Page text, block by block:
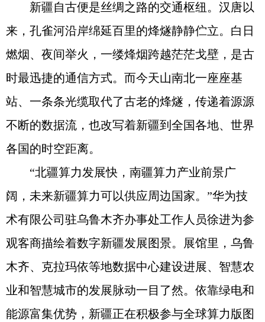
新疆自古便是丝绸之路的交通枢纽。汉唐以
来，孔雀河沿岸绵延百里的烽燧静静伫立。白日
燃烟、夜间举火，一缕烽烟跨越茫茫戈壁，是古
时最迅捷的通信方式。而今天山南北一座座基
站、一条条光缆取代了古老的烽燧，传递着源源
不断的数据流，也改写着新疆到全国各地、世界
各国的时空距离。
“北疆算力发展快，南疆算力产业前景广
阔，未来新疆算力可以供应周边国家。”华为技
术有限公司驻乌鲁木齐办事处工作人员徐进为参
观客商描绘着数字新疆发展图景。展馆里，乌鲁
木齐、克拉玛依等地数据中心建设进展、智慧农
业和智慧城市的发展脉动一目了然。依靠绿电和
能源富集优势，新疆正在积极参与全球算力版图